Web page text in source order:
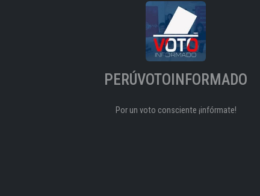
PERÚVOTOINFORMADO
Por un voto consciente ¡infórmate!